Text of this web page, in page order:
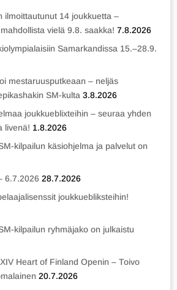
ilmoittautunut 14 joukkuetta –
vielä 9.8. saakka! 7.8.2026
Samarkandissa 15.–28.9.
mestaruusputkeaan – neljäs
SM-kulta 3.8.2026
joukkueblixteihin – seuraa yhden
livenä! 1.8.2026
kilpailun käsiohjelma ja palvelut on
6.7.2026 28.7.2026
joukkuebliksteihin!
kilpailun ryhmäjako on julkaistu
Heart of Finland Openin – Toivo
20.7.2026